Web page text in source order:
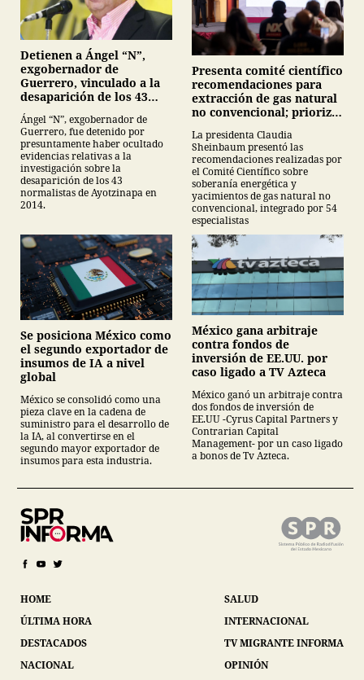
Detienen a Ángel “N”,
exgobernador de
Guerrero, vinculado a la
desaparición de los 43
normalistas de
Ayotzinapa
Ángel “N”, exgobernador de
Guerrero, fue detenido por
presuntamente haber ocultado
evidencias relativas a la
investigación sobre la
desaparición de los 43
normalistas de Ayotzinapa en
2014.
Presenta comité científico
recomendaciones para
extracción de gas natural
no convencional; prioriza
descarta yacimiento
Tampico-Misantla
La presidenta Claudia
Sheinbaum presentó las
recomendaciones realizadas por
el Comité Científico sobre
soberanía energética y
yacimientos de gas natural no
convencional, integrado por 54
especialistas
Se posiciona México como
el segundo exportador de
insumos de IA a nivel
global
México se consolidó como una
pieza clave en la cadena de
suministro para el desarrollo de
la IA, al convertirse en el
segundo mayor exportador de
insumos para esta industria.
México gana arbitraje
contra fondos de
inversión de EE.UU. por
caso ligado a TV Azteca
México ganó un arbitraje contra
dos fondos de inversión de
EE.UU -Cyrus Capital Partners y
Contrarian Capital
Management- por un caso ligado
a bonos de Tv Azteca.
HOME
ÚLTIMA HORA
DESTACADOS
NACIONAL
SALUD
INTERNACIONAL
TV MIGRANTE INFORMA
OPINIÓN